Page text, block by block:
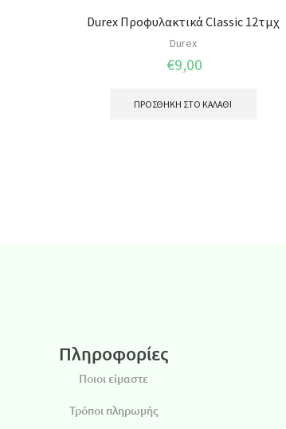
Durex Προφυλακτικά Classic 12τμχ
Durex
€9,00
ΠΡΟΣΘΉΚΗ ΣΤΟ ΚΑΛΆΘΙ
Πληροφορίες
Ποιοι είμαστε
Τρόποι πληρωμής